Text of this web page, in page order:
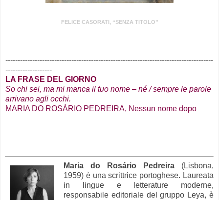
FELICE CASORATI, “SENZA TITOLO”
-------------------------------------------------------------------------------------
-------------------
LA FRASE DEL GIORNO
So chi sei, ma mi manca il tuo nome – né / sempre le parole
arrivano agli occhi.
MARIA DO ROSÁRIO PEDREIRA, Nessun nome dopo
Maria do Rosário Pedreira (Lisbona,
1959) è una scrittrice portoghese. Laureata
in lingue e letterature moderne,
responsabile editoriale del gruppo Leya, è